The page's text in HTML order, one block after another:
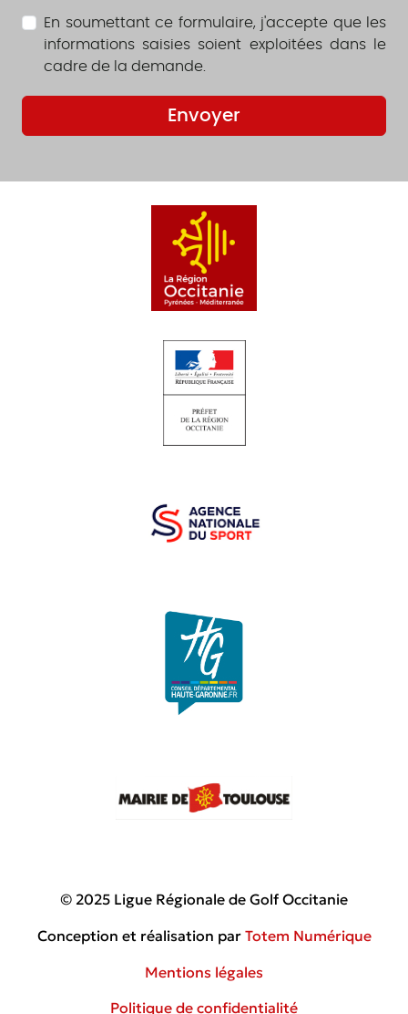
En soumettant ce formulaire, j'accepte que les
informations saisies soient exploitées dans le
cadre de la demande.
© 2025 Ligue Régionale de Golf Occitanie
Conception et réalisation par Totem Numérique
Mentions légales
Politique de confidentialité